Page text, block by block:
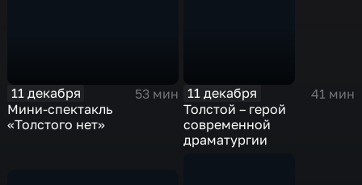
11 декабря
53 мин
Мини-спектакль
«Толстого нет»
11 декабря
41 мин
Толстой – герой
современной
драматургии